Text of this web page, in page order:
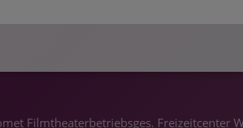
Filmtheaterbetriebsges. Freizeitcenter